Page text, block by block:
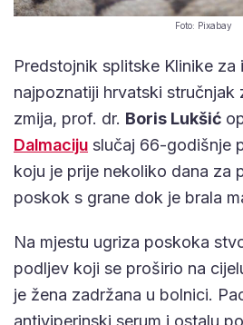
Foto: Pixabay
Predstojnik splitske Klinike za
najpoznatiji hrvatski stručnjak
zmija, prof. dr. Boris Lukšić
Dalmaciju slučaj 66-godišnje
koju je prije nekoliko dana za
poskok s grane dok je brala
Na mjestu ugriza poskoka
podljev koji se proširio na
je žena zadržana u bolnici.
antiviperinski serum i ostalu